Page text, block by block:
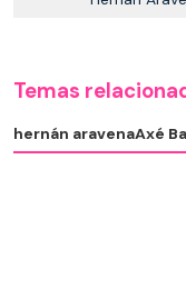
Temas
hernán aravenaAxé